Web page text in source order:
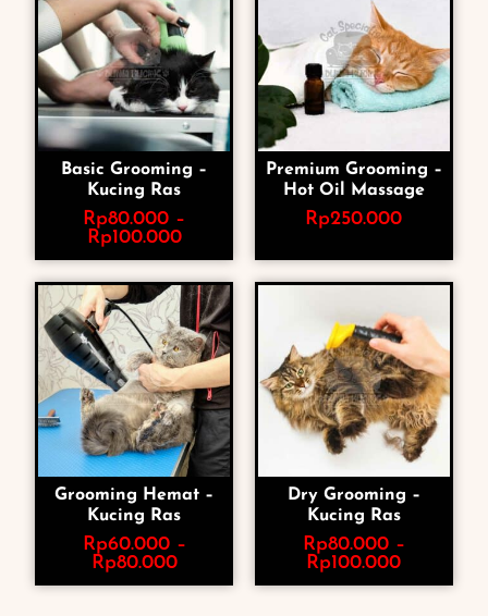
Basic Grooming –
Kucing Ras
Rp80.000 –
Rp100.000
Premium Grooming –
Hot Oil Massage
Rp250.000
Grooming Hemat –
Kucing Ras
Rp60.000 –
Rp80.000
Dry Grooming –
Kucing Ras
Rp80.000 –
Rp100.000